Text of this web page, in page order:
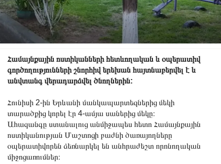
Համայնքային ոստիկանների հետևողական և օպերատիվ
գործողությունների շնորհիվ երեխան հայտնաբերվել է և
անվտանգ վերադարձվել ծնողներին:
Հունիսի 2-ին Երևանի մանկապարտեզներից մեկի
տարածքից կորել էր 4-ամյա սաներից մեկը։
Ահազանգը ստանալուց անմիջապես հետո Համայնքային
ոստիկանության Մաշտոցի բաժնի ծառայողները
օպերատիվորեն ձեռնարկել են անհրաժեշտ որոնողական
միջոցառումներ։